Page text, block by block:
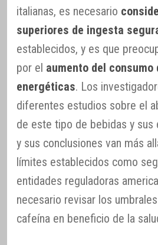
italianas, es necesario
superiores de ingesta
establecidos, y es que
por el aumento del consumo
energéticas. Los
diferentes estudios sobre el
de este tipo de bebidas y sus
y sus conclusiones van más
límites establecidos como
entidades reguladoras
necesario revisar los
cafeína en beneficio de la